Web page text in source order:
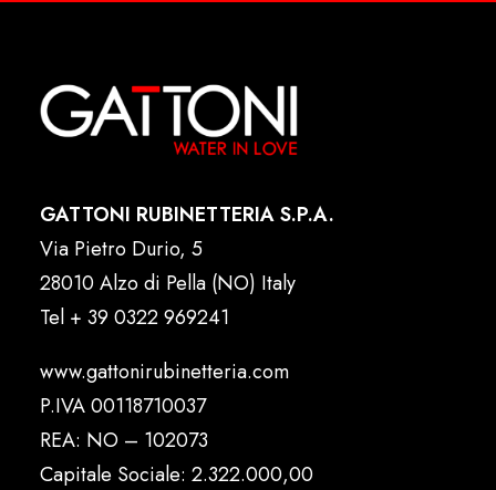
GATTONI RUBINETTERIA S.P.A.
Via Pietro Durio, 5
28010 Alzo di Pella (NO) Italy
Tel + 39 0322 969241
www.gattonirubinetteria.com
P.IVA 00118710037
REA: NO – 102073
Capitale Sociale: 2.322.000,00